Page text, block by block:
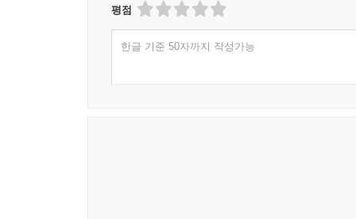
평점
한글 기준 50자까지 작성가능